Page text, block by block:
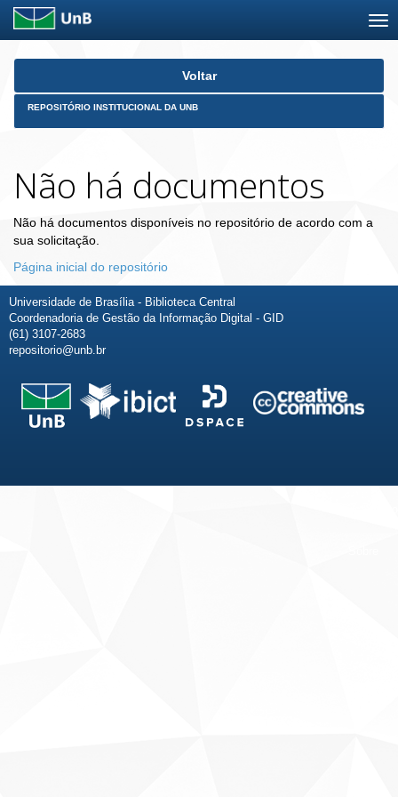
Skip
Voltar
REPOSITÓRIO INSTITUCIONAL DA UNB
Não há documentos
Não há documentos disponíveis no repositório de acordo com a
sua solicitação.
Página inicial do repositório
Universidade de Brasília - Biblioteca Central
Coordenadoria de Gestão da Informação Digital - GID
(61) 3107-2683
repositorio@unb.br